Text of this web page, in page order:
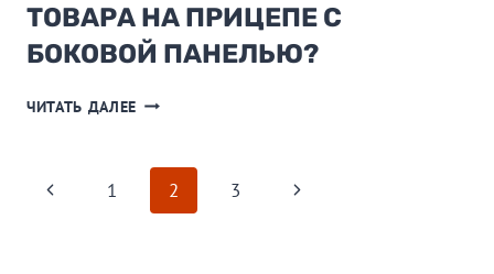
ТОВАРА НА ПРИЦЕПЕ С
БОКОВОЙ ПАНЕЛЬЮ?
ЧИТАТЬ ДАЛЕЕ КАК
ТОВАРА
ПРИЦЕПЕ
PAGE
Previous 1 2 3
Next